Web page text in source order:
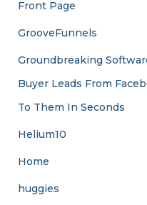
Front Page
GrooveFunnels
Groundbreaking
Buyer Leads From
To Them In Seconds
Helium10
Home
huggies